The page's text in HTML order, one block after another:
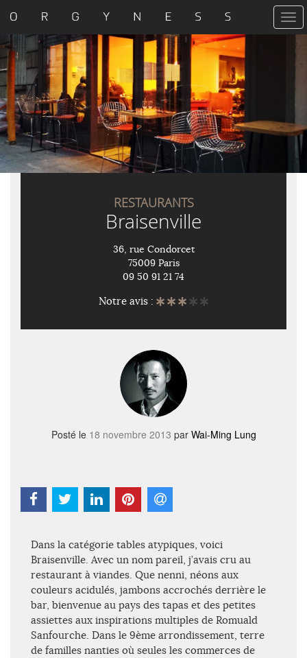
T
o
v
a
RESTAURANTS
Braisenville
36, rue Condorcet
75009 Paris
09 50 91 21 74
Notre avis :
Posté le 18 novembre 2013 par Wai-Ming Lung
Dans la catégorie tables atypiques, voici
Braisenville. Avec un nom pareil, j’avais cru au
restaurant à viandes. Que nenni, néons aux
couleurs acidulés, jambons accrochés derrière le
bar, bienvenue au pays des tapas et des petites
assiettes aux inspirations multiples de Romuald
Sanfourche. Dans le 9ème arrondissement, terre
de familles nanties où seules les commerces de